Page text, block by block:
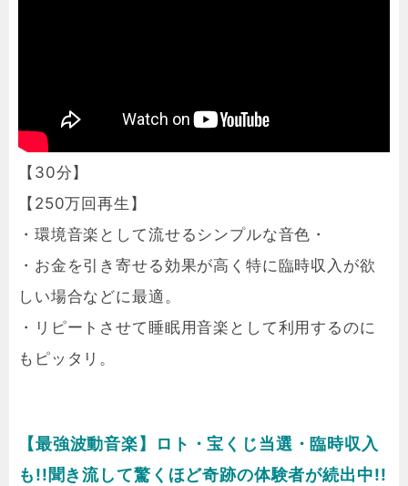
【30分】
【250万回再生】
・環境音楽として流せるシンプルな音色・
・お金を引き寄せる効果が高く特に臨時収入が欲
しい場合などに最適。
・リピートさせて睡眠用音楽として利用するのに
もピッタリ。
【最強波動音楽】ロト・宝くじ当選・臨時収入
も!!聞き流して驚くほど奇跡の体験者が続出中!!